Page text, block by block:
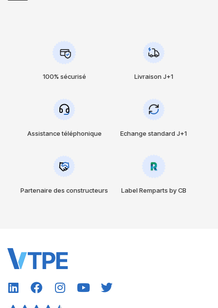
100% sécurisé Livraison J+1
Assistance téléphonique Echange standard J+1
Partenaire des constructeurs Label Remparts by CB